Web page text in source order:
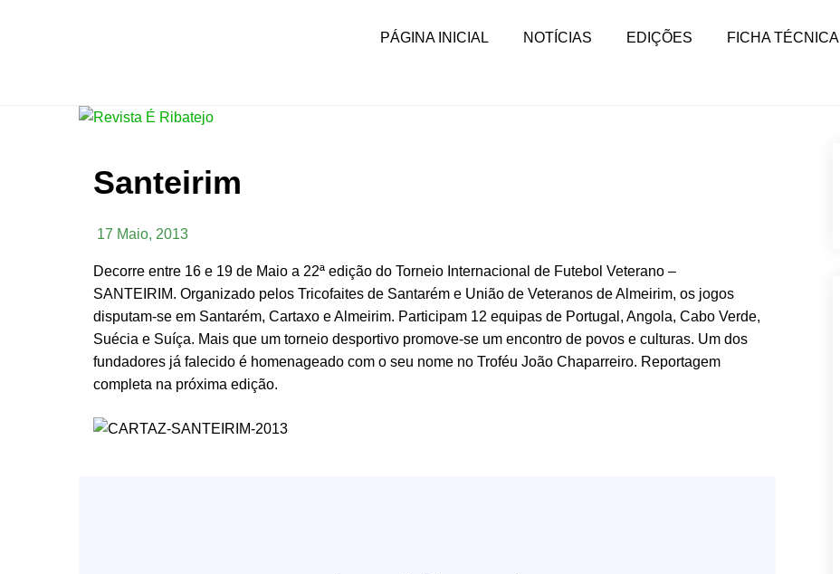
PÁGINA INICIAL NOTÍCIAS EDIÇÕES FICHA TÉCNICA
Santeirim
17 Maio, 2013
Decorre entre 16 e 19 de Maio a 22ª edição do Torneio Internacional de Futebol Veterano –
SANTEIRIM. Organizado pelos Tricofaites de Santarém e União de Veteranos de Almeirim, os jogos
disputam-se em Santarém, Cartaxo e Almeirim. Participam 12 equipas de Portugal, Angola, Cabo Verde,
Suécia e Suíça. Mais que um torneio desportivo promove-se um encontro de povos e culturas. Um dos
fundadores já falecido é homenageado com o seu nome no Troféu João Chaparreiro. Reportagem
completa na próxima edição.